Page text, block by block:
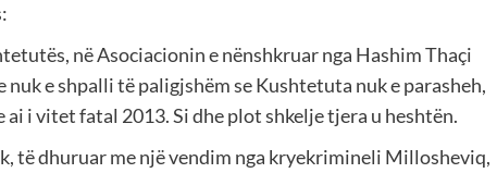
në Asociacionin e nënshkruar nga Hashim Thaçi
e shpalli të paligjshëm se Kushtetuta nuk e parasheh,
i vitet fatal 2013. Si dhe plot shkelje tjera u heshtën.
të dhuruar me një vendim nga kryekrimineli Millosheviq,